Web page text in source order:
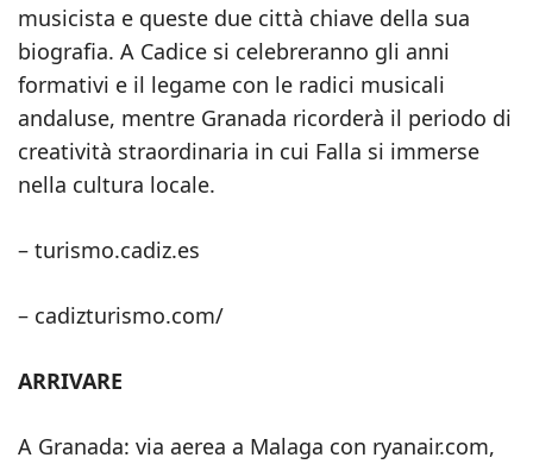
musicista e queste due città chiave della sua
biografia. A Cadice si celebreranno gli anni
formativi e il legame con le radici musicali
andaluse, mentre Granada ricorderà il periodo di
creatività straordinaria in cui Falla si immerse
nella cultura locale.
– turismo.cadiz.es
– cadizturismo.com/
ARRIVARE
A Granada: via aerea a Malaga con ryanair.com,